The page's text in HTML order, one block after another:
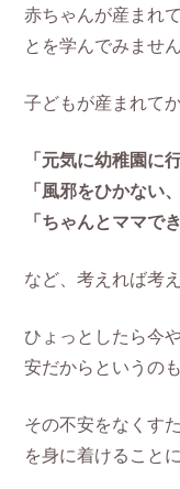
赤ちゃんが産まれ
とを学んでみませ
子どもが産まれて
「元気に幼稚園に
「風邪をひかない
「ちゃんとママで
など、考えれば考
ひょっとしたら今
安だからというの
その不安をなくす
を身に着けること